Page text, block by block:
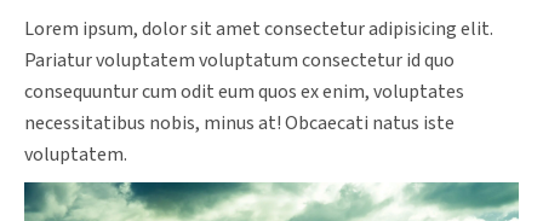
Lorem ipsum, dolor sit amet consectetur adipisicing elit.
Pariatur voluptatem voluptatum consectetur id quo
consequuntur cum odit eum quos ex enim, voluptates
necessitatibus nobis, minus at! Obcaecati natus iste
voluptatem.